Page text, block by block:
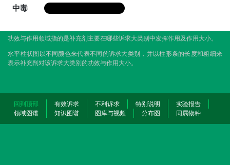
中毒
功效与作用领域指的是补充剂主要在哪些诉求大类别中发挥作用及作用大小。
水平柱状图以不同颜色来代表不同的诉求大类别，并以柱形条的长度和粗细来
表示补充剂对该诉求大类别的功效与作用大小。
回到顶部 有效诉求 不利诉求 特别说明
实验报告
领域图谱
知识图谱 图库与视频 分布图 同属物种